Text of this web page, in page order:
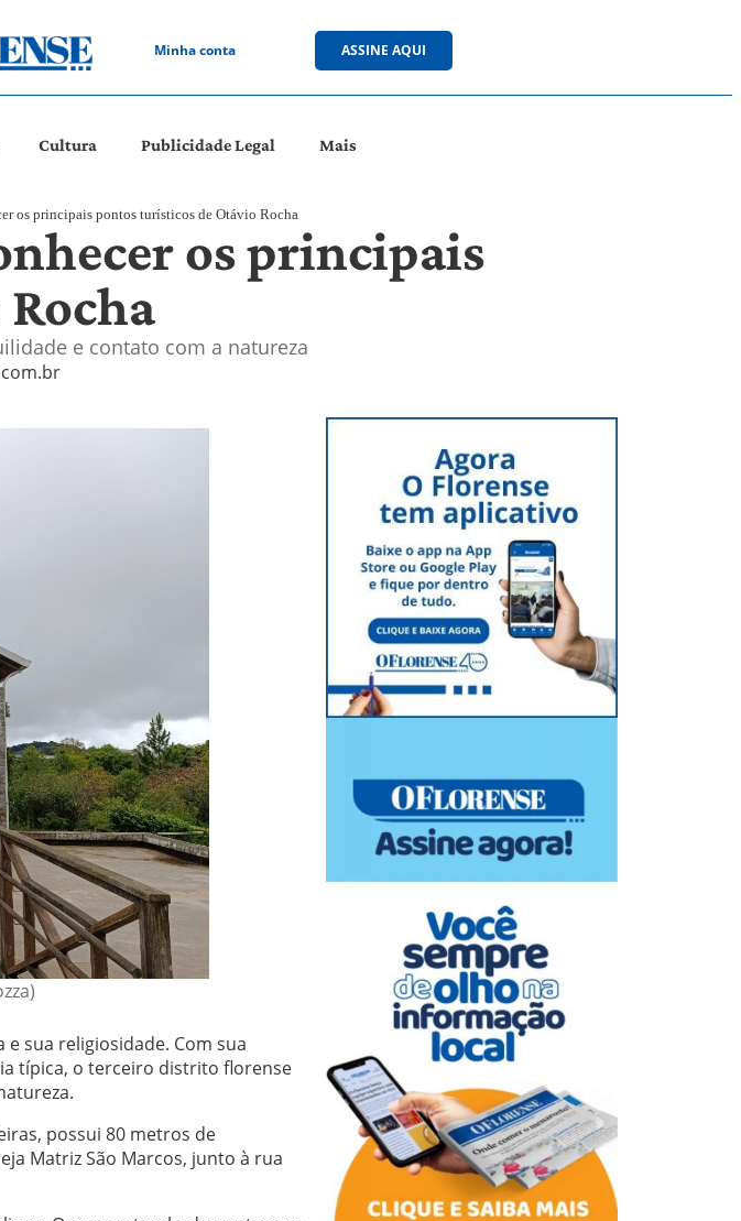
Minha conta ASSINE AQUI
Cultura Publicidade Legal Mais
os principais pontos turísticos de Otávio Rocha
os principais
e contato com a natureza
sua religiosidade. Com sua
típica, o terceiro distrito florense
possui 80 metros de
Matriz São Marcos, junto à rua